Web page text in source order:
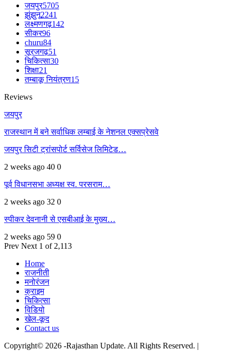
जयपुर5705
झुंझुनू2241
लक्ष्मणगढ़142
सीकर96
churu84
सूरजगढ़51
चिकित्सा30
शिक्षा21
तम्बाकू नियंत्रण15
Reviews
जयपुर
राजस्थान में बने सर्वाधिक लम्बाई के नेशनल एक्सप्रेसवे
जयपुर सिटी ट्रांसपोर्ट सर्विसेज लिमिटेड…
2 weeks ago 40 0
पूर्व विधानसभा अध्यक्ष स्व. परसराम…
2 weeks ago 32 0
स्पीकर देवनानी से एसबीआई के मुख्य…
2 weeks ago 59 0
Prev Next 1 of 2,113
Home
राजनीती
मनोरंजन
क्राइम
चिकित्सा
विडियो
खेल-कूद
Contact us
Copyright© 2026 -Rajasthan Update. All Rights Reserved. |